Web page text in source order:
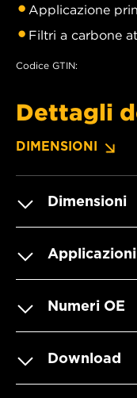
Applicazione
Filtri a carbone
Codice GTIN:
Dettagli
DIMENSIONI
Dimensioni
Applicazioni
Numeri OE
Download